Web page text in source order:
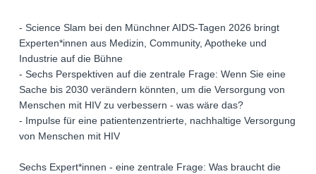
- Science Slam bei den Münchner AIDS-Tagen 2026 bringt
Experten*innen aus Medizin, Community, Apotheke und
Industrie auf die Bühne
- Sechs Perspektiven auf die zentrale Frage: Wenn Sie eine
Sache bis 2030 verändern könnten, um die Versorgung von
Menschen mit HIV zu verbessern - was wäre das?
- Impulse für eine patientenzentrierte, nachhaltige Versorgung
von Menschen mit HIV
Sechs Expert*innen - eine zentrale Frage: Was braucht die